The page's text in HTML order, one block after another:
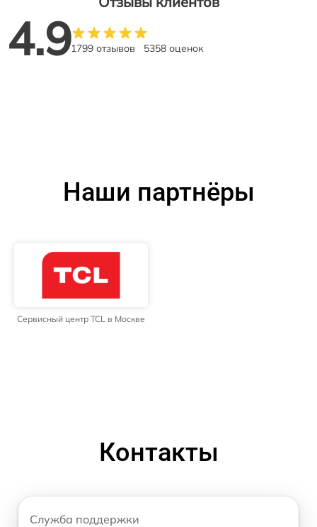
4.91799 отзывов 5358 оценок
Наши партнёры
Сервисный центр TCL в Москве
Контакты
Служба поддержки